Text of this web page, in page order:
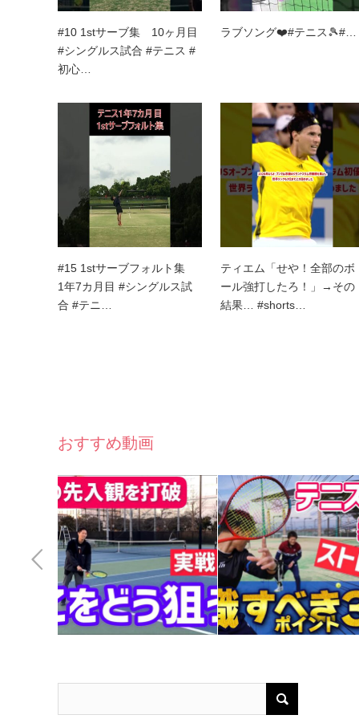
#10 1stサーブ集 10ヶ月目
#シングルス試合 #テニス #
初心…
ラブソング❤️#テニス🎾#…
#15 1stサーブフォルト集
1年7カ月目 #シングルス試
合 #テニ…
ティエム「せや！全部のボ
ール強打したろ！」→その
結果… #shorts…
おすすめ動画